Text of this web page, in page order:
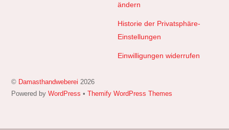
ändern
Historie der Privatsphäre-
Einstellungen
Einwilligungen widerrufen
© Damasthandweberei 2026
Powered byWordPress •Themify WordPress Themes